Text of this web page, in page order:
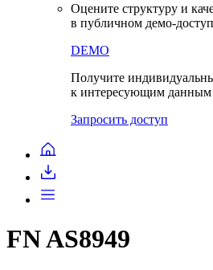
Оцените структуру и
в публичном демо-
DEMO
Получите
к интересующим данным
Запросить доступ
FN AS8949